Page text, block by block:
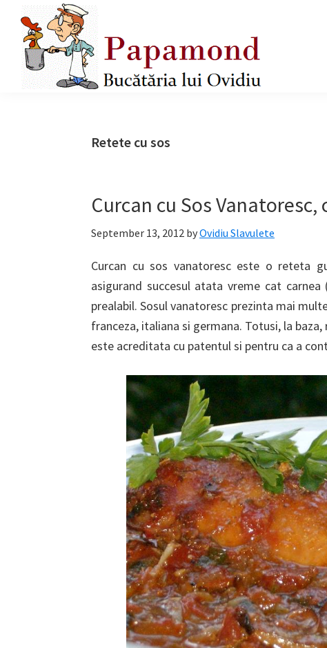
primary
navigation
main
content
primary
sidebar
Retete cu sos
Curcan cu Sos Vanatoresc,
September 13, 2012 byOvidiu Slavulete
Curcan cu sos vanatoresc este o reteta
asigurand succesul atata vreme cat
prealabil. Sosul vanatoresc prezinta mai
franceza, italiana si germana. Totusi, la
este acreditata cu patentul si pentru ca a